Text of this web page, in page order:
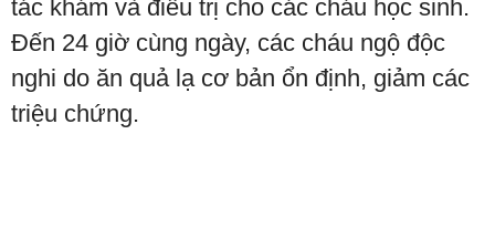
tác khám và điều trị cho các cháu học sinh.
Đến 24 giờ cùng ngày, các cháu ngộ độc
nghi do ăn quả lạ cơ bản ổn định, giảm các
triệu chứng.